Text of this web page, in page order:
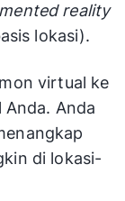
reality
lokasi).
virtual ke
Anda. Anda
di lokasi-